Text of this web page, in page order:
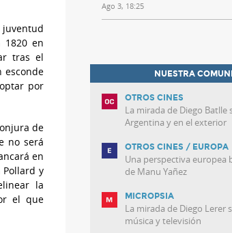
juventud
1820 en
tras el
esconde
por
de
no será
en
Pollard y
la
el que
Ago 3, 18:25
NUESTRA
OTROS CINES
La mirada de Diego Batlle
Argentina y en el exterior
OTROS CINES / EUROPA
Una perspectiva europea
de Manu Yañez
MICROPSIA
La mirada de Diego Lerer
música y televisión